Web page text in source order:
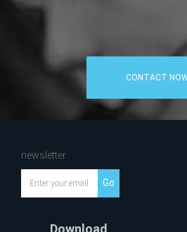
CONTACT
newsletter
Go
Download